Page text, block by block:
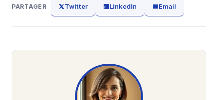
PARTAGER Twitter LinkedIn Email